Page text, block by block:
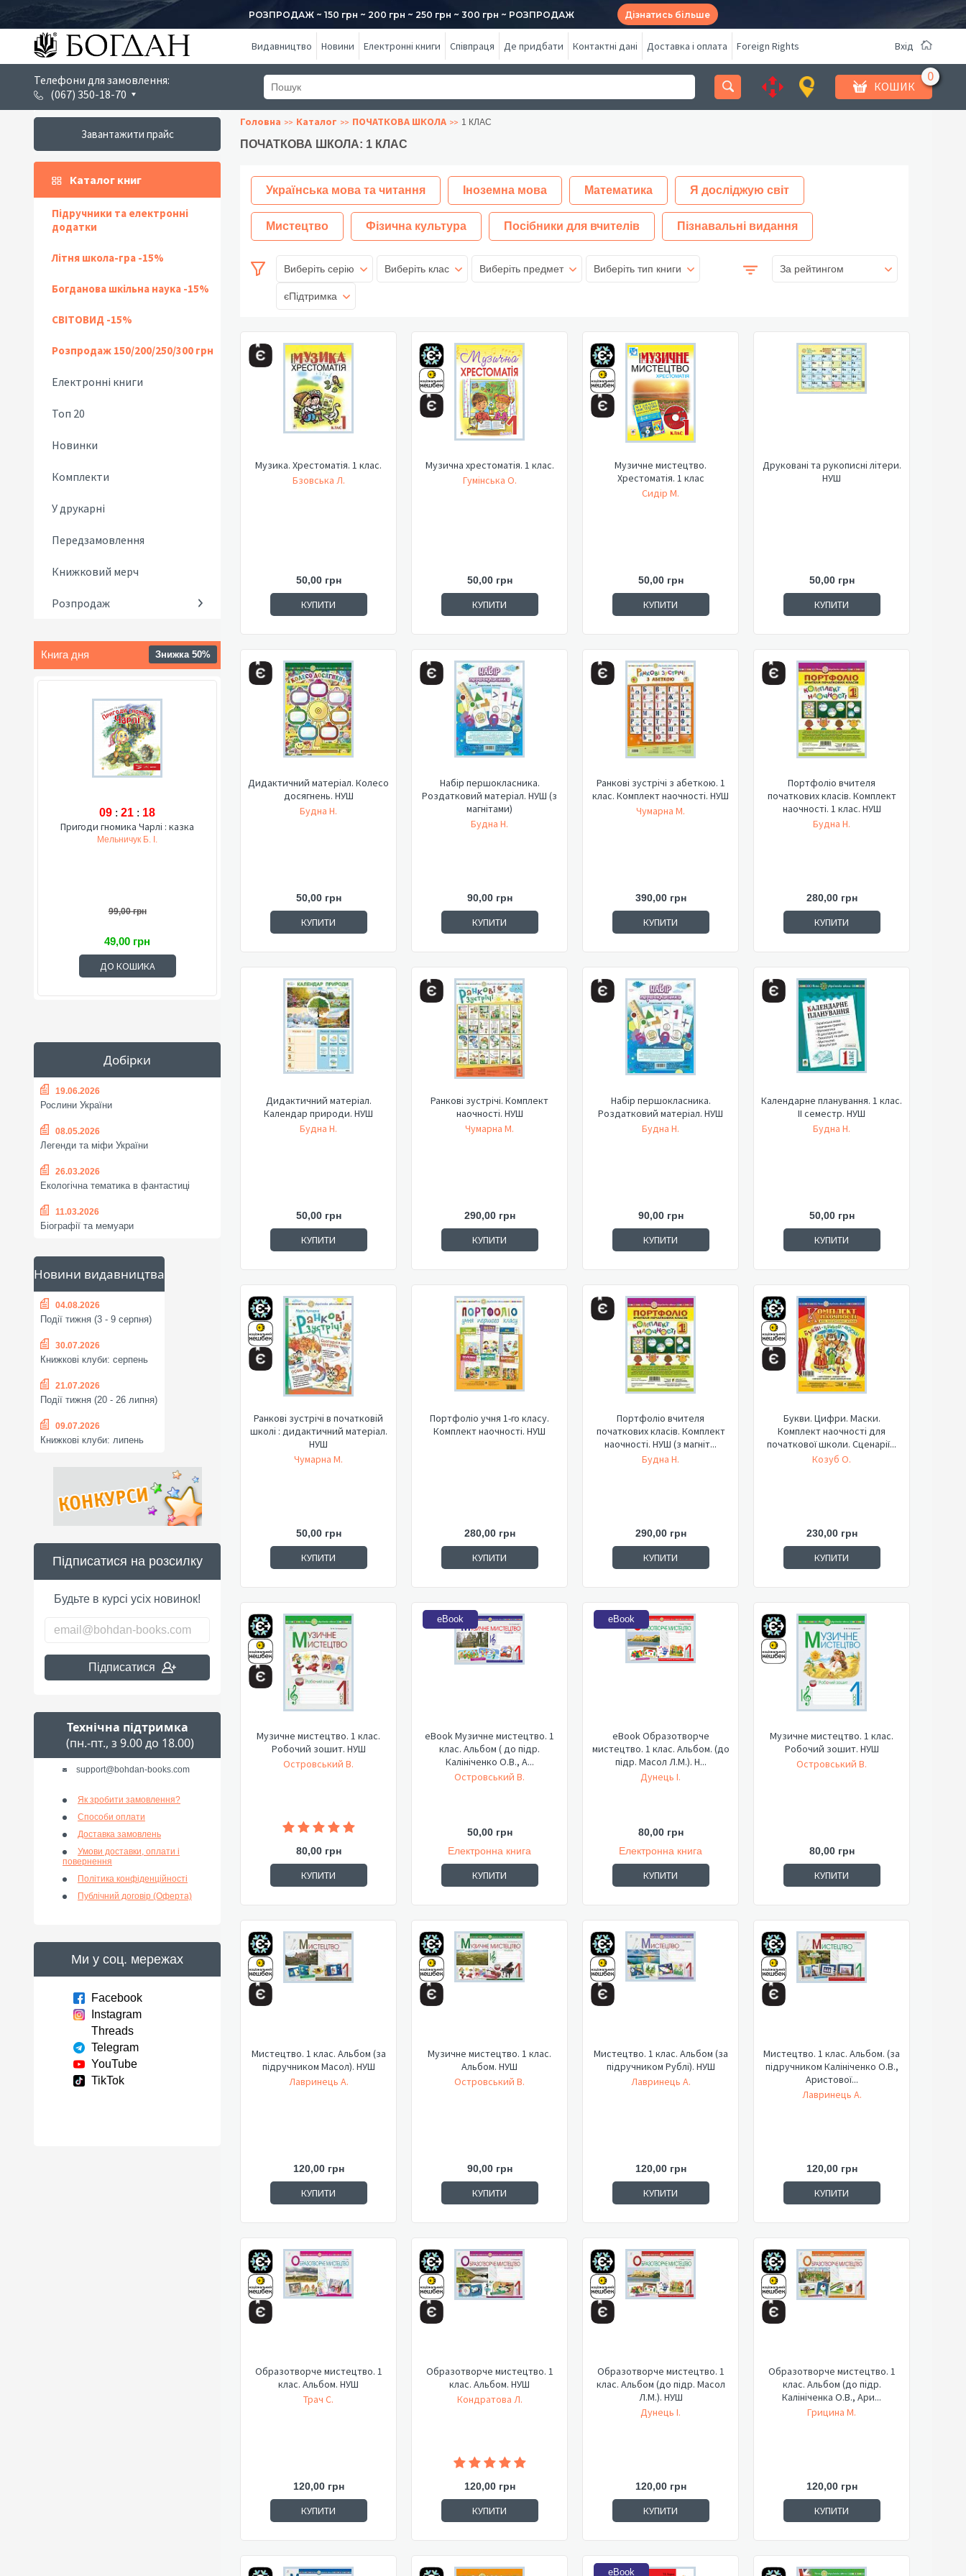
РОЗПРОДАЖ ~ 150 грн ~ 200 грн ~ 250 грн ~ 300 грн ~ РОЗПРОДАЖ Дізнатись більше
Видавництво Новини Електронні книги Співпраця Де придбати Контактні дані Доставка і оплата Foreign Rights Вхід
Телефони для замовлення:
(067) 350-18-70
КОШИК
Завантажити прайс
Каталог книг
Підручники та електронні
додатки
Літня школа-гра -15%
Богданова шкільна наука -15%
СВІТОВИД -15%
Розпродаж 150/200/250/300 грн
Електронні книги
Топ 20
Новинки
Комплекти
У друкарні
Передзамовлення
Книжковий мерч
Розпродаж
Книга дня Знижка 50%
09 : 21 : 17
Пригоди гномика Чарлі : казка
Мельничук Б. І.
99,00 грн
49,00 грн
ДО КОШИКА
Добірки
19.06.2026
Рослини України
08.05.2026
Легенди та міфи України
26.03.2026
Екологічна тематика в фантастиці
11.03.2026
Біографії та мемуари
Новини видавництва
04.08.2026
Події тижня (3 - 9 серпня)
30.07.2026
Книжкові клуби: серпень
21.07.2026
Події тижня (20 - 26 липня)
09.07.2026
Книжкові клуби: липень
Підписатися на розсилку
Будьте в курсі усіх новинок!
Підписатися
Технічна підтримка
(пн.-пт., з 9.00 до 18.00)
support@bohdan-books.com
Як зробити замовлення?
Способи оплати
Доставка замовлень
Умови доставки, оплати і
повернення
Політика конфіденційності
Публічний договір (Оферта)
Ми у соц. мережах
Facebook
Instagram
Threads
Telegram
YouTube
TikTok
Головна Каталог ПОЧАТКОВА ШКОЛА 1 КЛАС
ПОЧАТКОВА ШКОЛА: 1 КЛАС
Українська мова та читання Іноземна мова Математика Я досліджую світ
Мистецтво Фізична культура Посібники для вчителів Пізнавальні видання
Виберіть серію Виберіть клас Виберіть предмет Виберіть тип книги
єПідтримка
За рейтингом
Музика. Хрестоматія. 1 клас.
Бзовська Л.
50,00 грн
КУПИТИ
Музична хрестоматія. 1 клас.
Гумінська О.
50,00 грн
КУПИТИ
Музичне мистецтво.
Хрестоматія. 1 клас
Сидір М.
50,00 грн
КУПИТИ
Друковані та рукописні літери.
НУШ
50,00 грн
КУПИТИ
Дидактичний матеріал. Колесо
досягнень. НУШ
Будна Н.
50,00 грн
КУПИТИ
Набір першокласника.
Роздатковий матеріал. НУШ (з
магнітами)
Будна Н.
90,00 грн
КУПИТИ
Ранкові зустрічі з абеткою. 1
клас. Комплект наочності. НУШ
Чумарна М.
390,00 грн
КУПИТИ
Портфоліо вчителя
початкових класів. Комплект
наочності. 1 клас. НУШ
Будна Н.
280,00 грн
КУПИТИ
Дидактичний матеріал.
Календар природи. НУШ
Будна Н.
50,00 грн
КУПИТИ
Ранкові зустрічі. Комплект
наочності. НУШ
Чумарна М.
290,00 грн
КУПИТИ
Набір першокласника.
Роздатковий матеріал. НУШ
Будна Н.
90,00 грн
КУПИТИ
Календарне планування. 1 клас.
ІІ семестр. НУШ
Будна Н.
50,00 грн
КУПИТИ
Ранкові зустрічі в початковій
школі : дидактичний матеріал.
НУШ
Чумарна М.
50,00 грн
КУПИТИ
Портфоліо учня 1-го класу.
Комплект наочності. НУШ
280,00 грн
КУПИТИ
Портфоліо вчителя
початкових класів. Комплект
наочності. НУШ (з магніт...
Будна Н.
290,00 грн
КУПИТИ
Букви. Цифри. Маски.
Комплект наочності для
початкової школи. Сценарії...
Козуб О.
230,00 грн
КУПИТИ
Музичне мистецтво. 1 клас.
Робочий зошит. НУШ
Островський В.
80,00 грн
КУПИТИ
eBook
eBook Музичне мистецтво. 1
клас. Альбом ( до підр.
Калініченко О.В., А...
Островський В.
50,00 грн
Електронна книга
КУПИТИ
eBook
eBook Образотворче
мистецтво. 1 клас. Альбом. (до
підр. Масол Л.М.). Н...
Дунець І.
80,00 грн
Електронна книга
КУПИТИ
Музичне мистецтво. 1 клас.
Робочий зошит. НУШ
Островський В.
80,00 грн
КУПИТИ
Мистецтво. 1 клас. Альбом (за
підручником Масол). НУШ
Лавринець А.
120,00 грн
КУПИТИ
Музичне мистецтво. 1 клас.
Альбом. НУШ
Островський В.
90,00 грн
КУПИТИ
Мистецтво. 1 клас. Альбом (за
підручником Рублі). НУШ
Лавринець А.
120,00 грн
КУПИТИ
Мистецтво. 1 клас. Альбом. (за
підручником Калініченко О.В.,
Аристової...
Лавринець А.
120,00 грн
КУПИТИ
Образотворче мистецтво. 1
клас. Альбом. НУШ
Трач С.
120,00 грн
КУПИТИ
Образотворче мистецтво. 1
клас. Альбом. НУШ
Кондратова Л.
120,00 грн
КУПИТИ
Образотворче мистецтво. 1
клас. Альбом (до підр. Масол
Л.М.). НУШ
Дунець І.
120,00 грн
КУПИТИ
Образотворче мистецтво. 1
клас. Альбом (до підр.
Калініченка О.В., Ари...
Грицина М.
120,00 грн
КУПИТИ
eBook